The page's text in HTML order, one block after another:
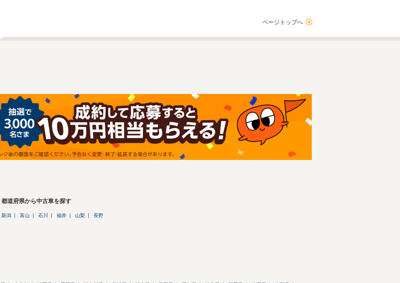
ページトップへ
都道府県から中古車を探す
新潟 富山 石川 福井 山梨 長野